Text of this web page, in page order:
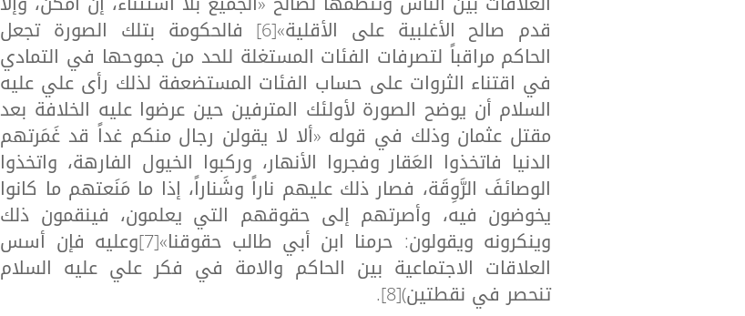
قدم صالح الأغلبية على الأقلية»[6] فالحكومة بتلك الصورة تجعل
الحاكم مراقباً لتصرفات الفئات المستغلة للحد من جموحها في التمادي
في اقتناء الثروات على حساب الفئات المستضعفة لذلك رأى علي عليه
السلام أن يوضح الصورة لأولئك المترفين حين عرضوا عليه الخلافة بعد
مقتل عثمان وذلك في قوله «ألا لا يقولن رجال منكم غداً قد غَمَرتهم
الدنيا فاتخذوا العَقار وفجروا الأنهار، وركبوا الخيول الفارهة، واتخذوا
الوصائفَ الرَّوِقَة، فصار ذلك عليهم ناراً وشَناراً، إذا ما مَنَعتهم ما كانوا
يخوضون فيه، وأصرتهم إلى حقوقهم التي يعلمون، فينقمون ذلك
وينكرونه ويقولون: حرمنا ابن أبي طالب حقوقنا»[7]وعليه فإن أسس
العلاقات الاجتماعية بين الحاكم والامة في فكر علي عليه السلام
تنحصر في نقطتين)[8].